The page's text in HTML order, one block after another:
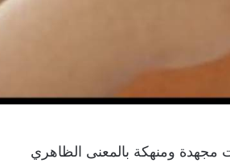
مجهدة ومنهكة بالمعنى الظاهري